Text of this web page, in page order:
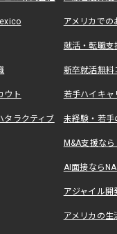
アメリカで
就活・転職
新卒就活無料
ウト 若手ハイキ
タラクティブ 未経験・若手
M&A支援な
AI面接なら
アジャイル
アメリカの